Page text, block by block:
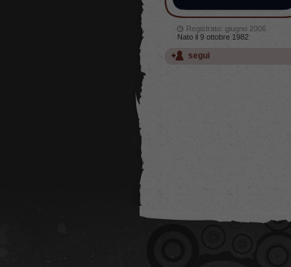
Registrato: giugno 2006
Nato il 9 ottobre 1982
segui